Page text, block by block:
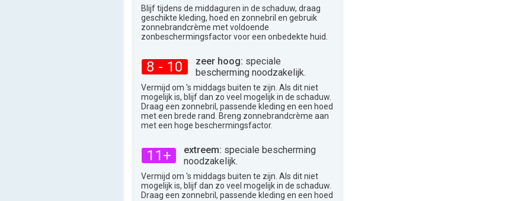
Blijf tijdens de middaguren in de schaduw, draag
geschikte kleding, hoed en zonnebril en gebruik
zonnebrandcrème met voldoende
zonbeschermingsfactor voor een onbedekte huid.
8 - 10 zeer hoog: speciale
bescherming noodzakelijk.
Vermijd om 's middags buiten te zijn. Als dit niet
mogelijk is, blijf dan zo veel mogelijk in de schaduw.
Draag een zonnebril, passende kleding en een hoed
met een brede rand. Breng zonnebrandcrème aan
met een hoge beschermingsfactor.
11+ extreem: speciale bescherming
noodzakelijk.
Vermijd om 's middags buiten te zijn. Als dit niet
mogelijk is, blijf dan zo veel mogelijk in de schaduw.
Draag een zonnebril, passende kleding en een hoed